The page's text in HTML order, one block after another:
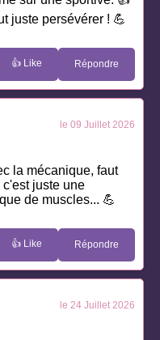
juste persévérer ! 💪
👍 Like Répondre
le 09 Juillet 2026
la mécanique, faut
juste une
de muscles... 💪
👍 Like Répondre
le 24 Juillet 2026